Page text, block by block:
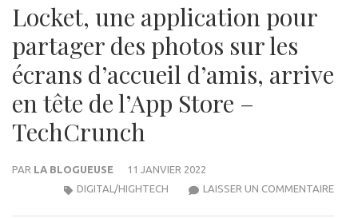
Locket, une application pour
partager des photos sur les
écrans d’accueil d’amis, arrive
en tête de l’App Store –
TechCrunch
PAR LA BLOGUEUSE
11 JANVIER 2022
LAISSER UN COMMENTAIRE
DIGITAL/HIGHTECH